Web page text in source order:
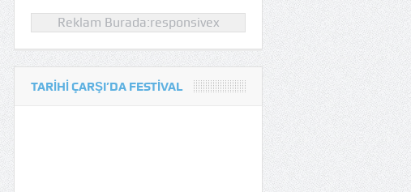
Reklam Burada:responsivex
TARIHI ÇARŞI’DA FESTIVAL